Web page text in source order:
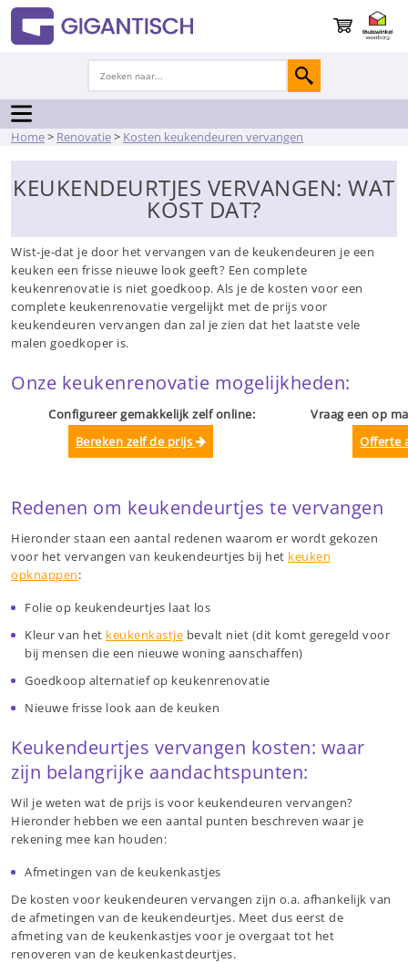
Home> Renovatie> Kosten keukendeuren vervangen
KEUKENDEURTJES VERVANGEN: WAT
KOST DAT?
Wist-je-dat je door het vervangen van de keukendeuren je een
keuken een frisse nieuwe look geeft? Een complete
keukenrenovatie is niet goedkoop. Als je de kosten voor een
complete keukenrenovatie vergelijkt met de prijs voor
keukendeuren vervangen dan zal je zien dat het laatste vele
malen goedkoper is.
Onze keukenrenovatie mogelijkheden:
Configureer gemakkelijk zelf online:
Vraag een op
Bereken zelf de prijs
Offerte
Redenen om keukendeurtjes te vervangen
Hieronder staan een aantal redenen waarom er wordt gekozen
voor het vervangen van keukendeurtjes bij het keuken
opknappen:
Folie op keukendeurtjes laat los
Kleur van het keukenkastje bevalt niet (dit komt geregeld voor
bij mensen die een nieuwe woning aanschaffen)
Goedkoop alternatief op keukenrenovatie
Nieuwe frisse look aan de keuken
Keukendeurtjes vervangen kosten: waar
zijn belangrijke aandachtspunten:
Wil je weten wat de prijs is voor keukendeuren vervangen?
Hieronder hebben we een aantal punten beschreven waar je
rekening mee kan houden:
Afmetingen van de keukenkastjes
De kosten voor keukendeuren vervangen zijn o.a. afhankelijk van
de afmetingen van de keukendeurtjes. Meet dus eerst de
afmeting van de keukenkastjes voor je overgaat tot het
renoveren van de keukenkastdeurtjes.